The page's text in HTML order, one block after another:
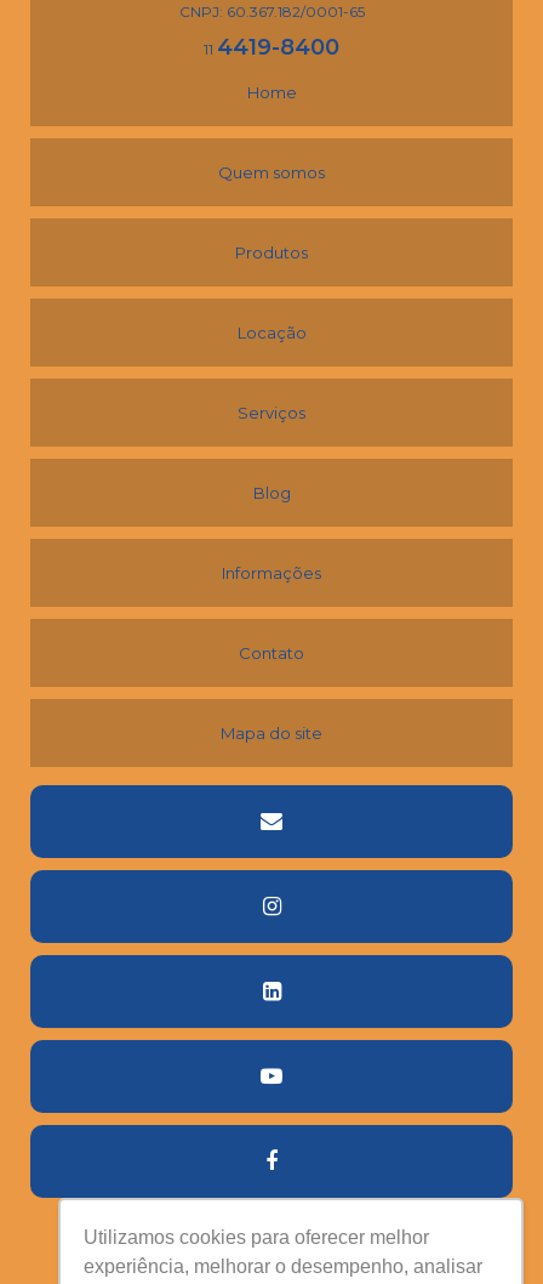
Utilizamos cookies para oferecer melhor
experiência, melhorar o desempenho, analisar
CNPJ: 60.367.182/0001-65
11 4419-8400
Home
Quem somos
Produtos
Locação
Serviços
Blog
Informações
Contato
Mapa do site